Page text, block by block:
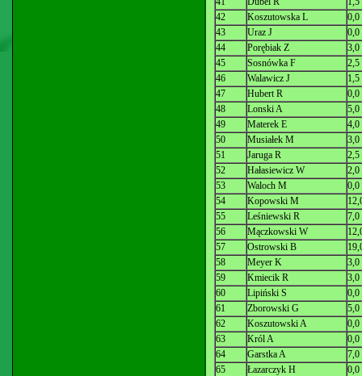
42
Koszutowska L
0,0
43
Uraz J
0,0
44
Porębiak Z
3,0
45
Sosnówka F
2,5
46
Walawicz J
1,5
47
Hubert R
0,0
48
Lonski A
5,0
49
Materek E
4,0
50
Musiałek M
3,0
51
Jaruga R
2,5
52
Hałasiewicz W
2,0
53
Waloch M
0,0
54
Kopowski M
55
Leśniewski R
7,0
56
Mączkowski W
57
Ostrowski B
58
Meyer K
3,0
59
Kmiecik R
3,0
60
Lipiński S
0,0
61
Zborowski G
5,0
62
Koszutowski A
0,0
63
Król A
0,0
64
Garstka A
7,0
65
Łazarczyk H
0,0